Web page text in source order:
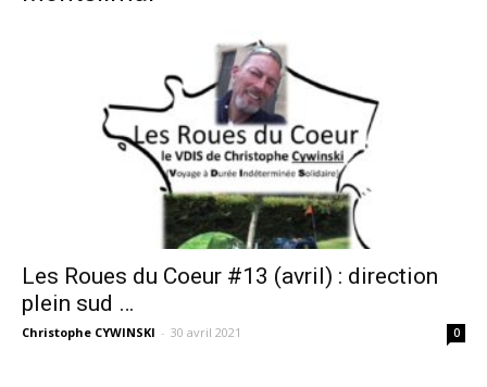
sans-
voix
Les Roues du Coeur #13 (avril) : direction
plein sud …
Christophe CYWINSKI - 30 avril 2021 0